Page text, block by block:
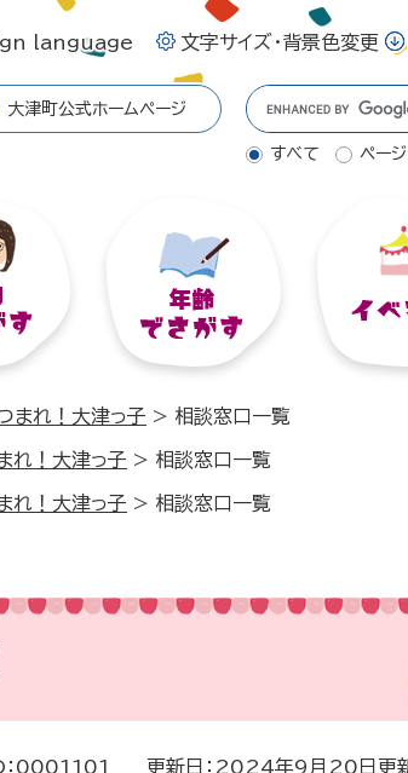
language 文字サイズ・背景色変更
大津町公式ホームページ
Googleカスタム検索
すべて ページ
まれ！大津っ子 > 相談窓口一覧
れ！大津っ子 > 相談窓口一覧
れ！大津っ子 > 相談窓口一覧
：0001101 更新日：2024年9月20日更